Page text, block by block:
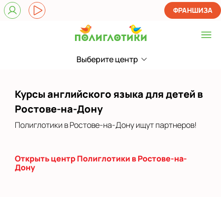
Выберите центр
Выберите центр
Выбрать другой город
ФРАНШИЗА
Курсы английского языка для детей в
Ростове-на-Дону
Полиглотики в Ростове-на-Дону ищут партнеров!
Открыть центр Полиглотики в Ростове-на-
Дону